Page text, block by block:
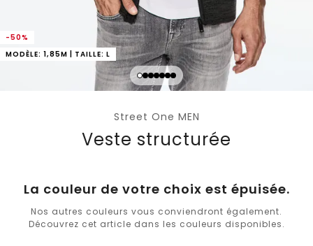
-50%
MODÈLE: 1,85M | TAILLE: L
Street One MEN
Veste structurée
La couleur de votre choix est épuisée.
Nos autres couleurs vous conviendront également.
Découvrez cet article dans les couleurs disponibles.